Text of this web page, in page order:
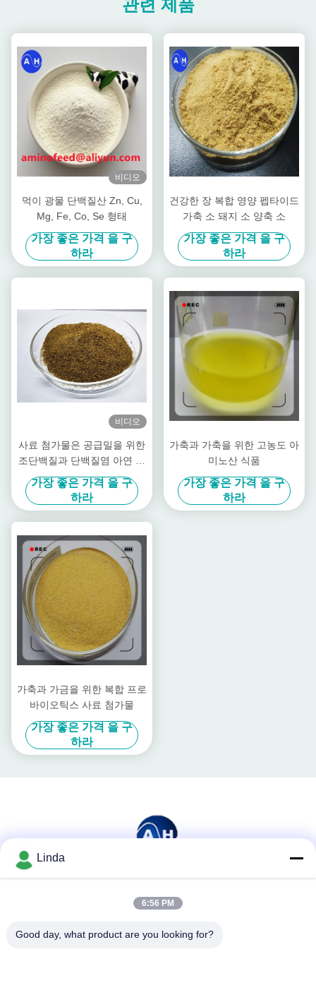
관련 제품
비디오
먹이 광물 단백질산 Zn, Cu,
Mg, Fe, Co, Se 형태
가장 좋은 가격 을 구
하라
건강한 장 복합 영양 펩타이드
가축 소 돼지 소 양축 소
가장 좋은 가격 을 구
하라
비디오
사료 첨가물은 공급밀을 위한
조단백질과 단백질염 아연 아
연 파우더를 킬레이팅했습니
다
가장 좋은 가격 을 구
하라
가축과 가축을 위한 고농도 아
미노산 식품
가장 좋은 가격 을 구
하라
가축과 가금을 위한 복합 프로
바이오틱스 사료 첨가물
가장 좋은 가격 을 구
하라
Linda
6:56 PM
Good day, what product are you looking for?